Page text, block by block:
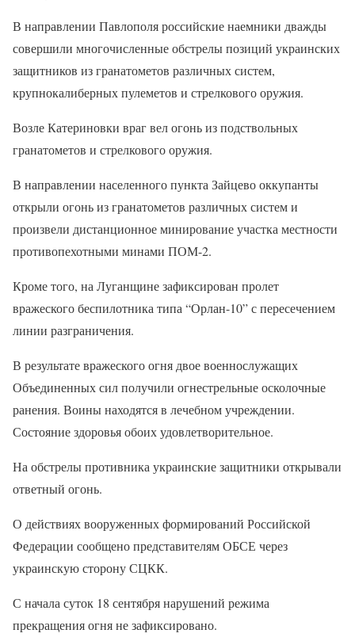
В направлении Павлополя российские наемники дважды
совершили многочисленные обстрелы позиций украинских
защитников из гранатометов различных систем,
крупнокалиберных пулеметов и стрелкового оружия.
Возле Катериновки враг вел огонь из подствольных
гранатометов и стрелкового оружия.
В направлении населенного пункта Зайцево оккупанты
открыли огонь из гранатометов различных систем и
произвели дистанционное минирование участка местности
противопехотными минами ПОМ-2.
Кроме того, на Луганщине зафиксирован пролет
вражеского беспилотника типа “Орлан-10” с пересечением
линии разграничения.
В результате вражеского огня двое военнослужащих
Объединенных сил получили огнестрельные осколочные
ранения. Воины находятся в лечебном учреждении.
Состояние здоровья обоих удовлетворительное.
На обстрелы противника украинские защитники открывали
ответный огонь.
О действиях вооруженных формирований Российской
Федерации сообщено представителям ОБСЕ через
украинскую сторону СЦКК.
С начала суток 18 сентября нарушений режима
прекращения огня не зафиксировано.